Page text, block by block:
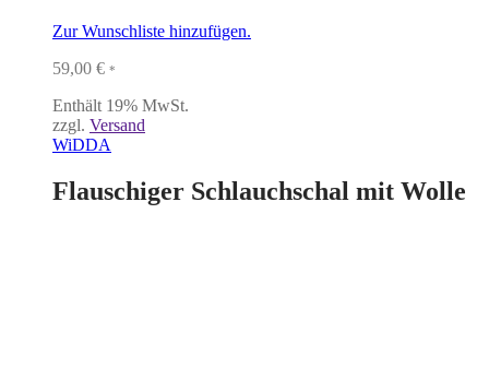
Zur Wunschliste hinzufügen.
59,00 € *
Enthält 19% MwSt.
zzgl. Versand
WiDDA
Flauschiger Schlauchschal mit Wolle